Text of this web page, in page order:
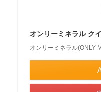
オンリーミネラル ク
オンリーミネラル(ONLY